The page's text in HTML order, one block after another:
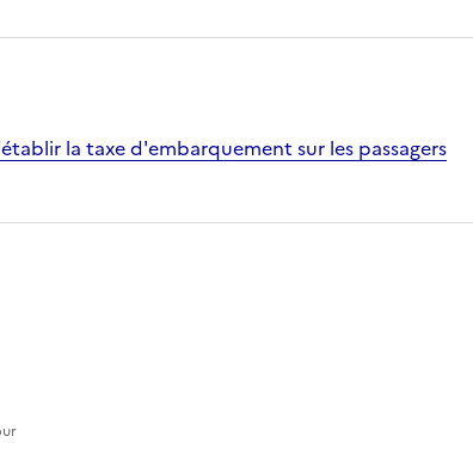
la taxe d'embarquement sur les passagers